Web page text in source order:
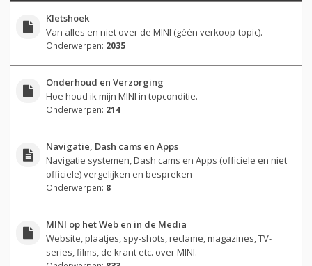
Kletshoek
Van alles en niet over de MINI (géén verkoop-topic).
Onderwerpen: 2035
Onderhoud en Verzorging
Hoe houd ik mijn MINI in topconditie.
Onderwerpen: 214
Navigatie, Dash cams en Apps
Navigatie systemen, Dash cams en Apps (officiele en niet
officiele) vergelijken en bespreken
Onderwerpen: 8
MINI op het Web en in de Media
Website, plaatjes, spy-shots, reclame, magazines, TV-
series, films, de krant etc. over MINI.